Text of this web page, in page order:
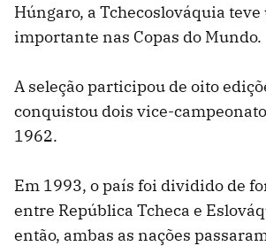
Húngaro, a Tchecoslováquia
importante nas Copas do Mundo.
A seleção participou de oito
conquistou dois vice-
1962.
Em 1993, o país foi dividido de
entre República Tcheca e
então, ambas as nações